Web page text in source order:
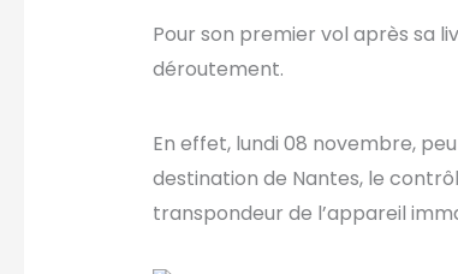
Pour son premier vol après sa
déroutement.
En effet, lundi 08 novembre,
destination de Nantes, le
transpondeur de l’appareil